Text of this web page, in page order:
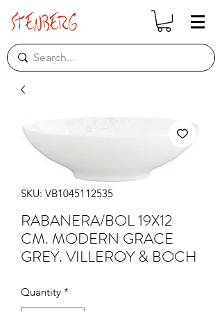
SKU: VB1045112535
RABANERA/BOL 19X12
CM. MODERN GRACE
GREY. VILLEROY & BOCH
Quantity *